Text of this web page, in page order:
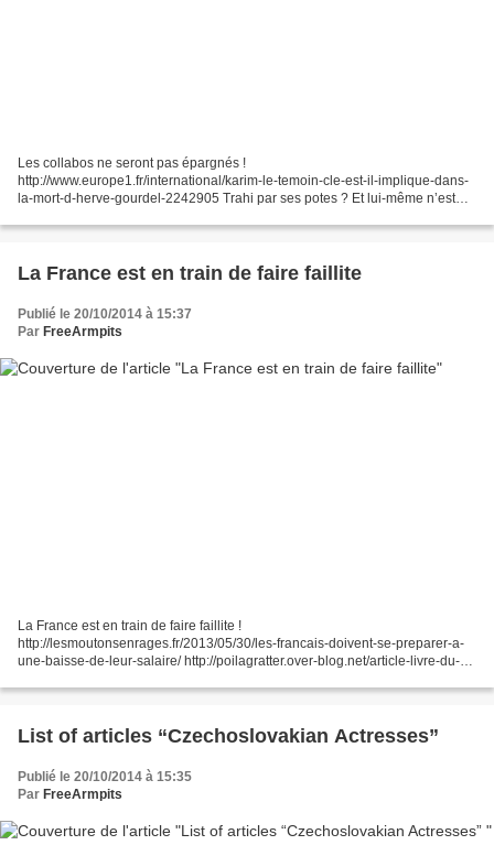
Les collabos ne seront pas épargnés !
http://www.europe1.fr/international/karim-le-temoin-cle-est-il-implique-dans-
la-mort-d-herve-gourdel-2242905 Trahi par ses potes ? Et lui-même n’est
http://www.liberation.fr/monde/2014/10/04/le-royaume-uni-revulse-par-la-
La France est en train de faire faillite
Publié le 20/10/2014 à 15:37
Par FreeArmpits
La France est en train de faire faillite !
http://lesmoutonsenrages.fr/2013/05/30/les-francais-doivent-se-preparer-a-
une-baisse-de-leur-salaire/ http://poilagratter.over-blog.net/article-livre-du-
List of articles “Czechoslovakian Actresses”
Publié le 20/10/2014 à 15:35
Par FreeArmpits